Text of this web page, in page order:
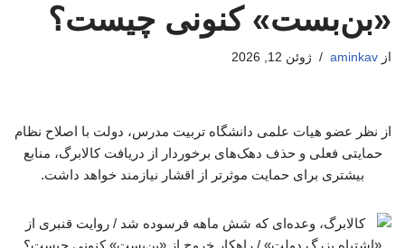
«بن‌بست» کنونی چیست؟
از aminkav ژوئن 12, 2026
از نظر عضو هیات علمی دانشگاه تربیت مدرس، دولت با اصلاح نظام
حمایتی فعلی و حذف دهک‌های برخوردار از دریافت کالابرگ، منابع
بیشتری برای حمایت موثرتر از اقشار نیازمند خواهد داشت.